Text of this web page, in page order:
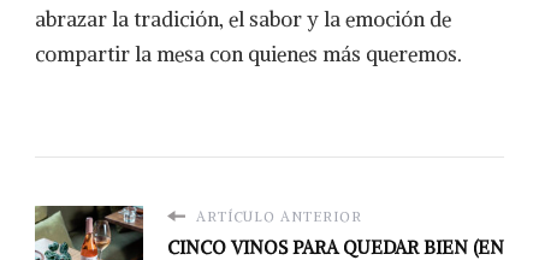
abrazar la tradición, el sabor y la emoción de
compartir la mesa con quienes más queremos.
ARTÍCULO ANTERIOR
CINCO VINOS PARA QUEDAR BIEN (EN